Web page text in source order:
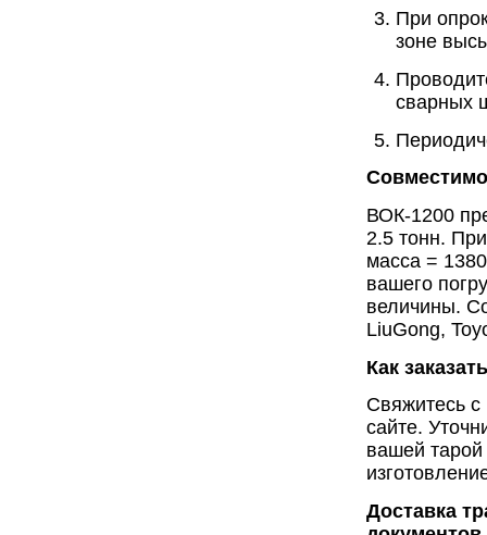
При
зоне
сварных
ВОК-1200
2.5 тонн.
масса =
вашего
величины.
LiuGong,
Как
Свяжитесь
сайте.
вашей
Доставка